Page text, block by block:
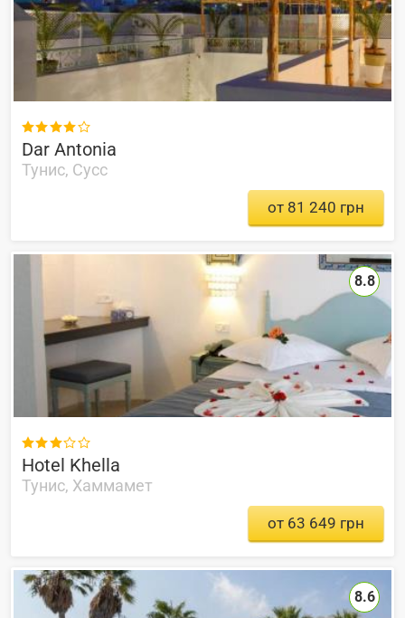

Dar Antonia
Тунис, Сусс
от 81 240 грн

Hotel Khella
Тунис, Хаммамет
8.8
от 63 649 грн
8.6